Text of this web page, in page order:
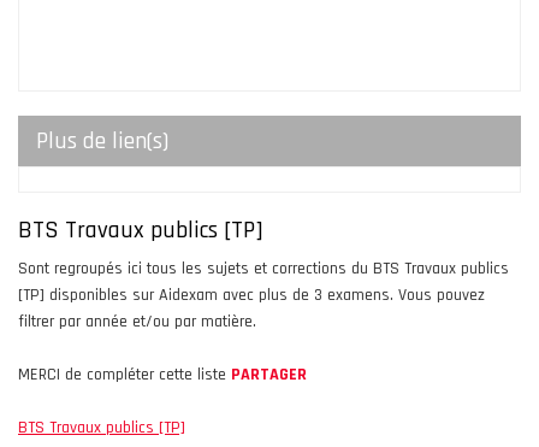
Plus de lien(s)
BTS Travaux publics [TP]
Sont regroupés ici tous les sujets et corrections du BTS Travaux publics
[TP] disponibles sur Aidexam avec plus de 3 examens. Vous pouvez
filtrer par année et/ou par matière.
MERCI de compléter cette liste PARTAGER
BTS Travaux publics [TP]